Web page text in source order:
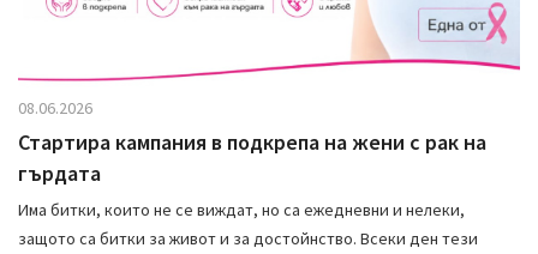
08.06.2026
Стартира кампания в подкрепа на жени с рак на
гърдата
Има битки, които не се виждат, но са ежедневни и нелеки,
защото са битки за живот и за достойнство. Всеки ден тези